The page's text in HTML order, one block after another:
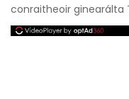
conraitheoir ginearálta